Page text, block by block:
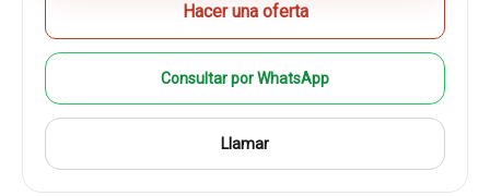
Hacer una oferta
Consultar por WhatsApp
Llamar